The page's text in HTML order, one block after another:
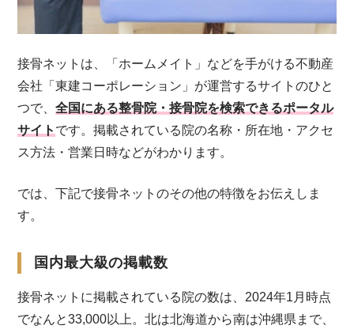
接骨ネットは、「ホームメイト」などを手がける不動産
会社「東建コーポレーション」が運営するサイトのひと
つで、全国にある整骨院・接骨院を検索できるポータル
サイト です。掲載されている院の名称・所在地・アクセ
ス方法・営業日時などがわかります。
では、下記で接骨ネットのその他の特徴をお伝えしま
す。
国内最大級の掲載数
接骨ネットに掲載されている院の数は、2024年1月時点
でなんと33,000以上。北は北海道から南は沖縄県まで、